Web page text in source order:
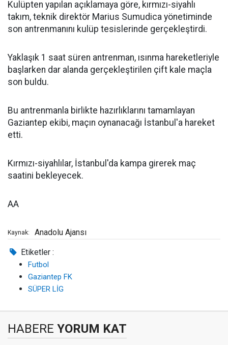
Kulüpten yapılan açıklamaya göre, kırmızı-siyahlı
takım, teknik direktör Marius Sumudica yönetiminde
son antrenmanını kulüp tesislerinde gerçekleştirdi.
Yaklaşık 1 saat süren antrenman, ısınma hareketleriyle
başlarken dar alanda gerçekleştirilen çift kale maçla
son buldu.
Bu antrenmanla birlikte hazırlıklarını tamamlayan
Gaziantep ekibi, maçın oynanacağı İstanbul'a hareket
etti.
Kırmızı-siyahlılar, İstanbul'da kampa girerek maç
saatini bekleyecek.
AA
Kaynak: Anadolu Ajansı
Etiketler :
Futbol
Gaziantep FK
SÜPER LİG
HABERE YORUM KAT